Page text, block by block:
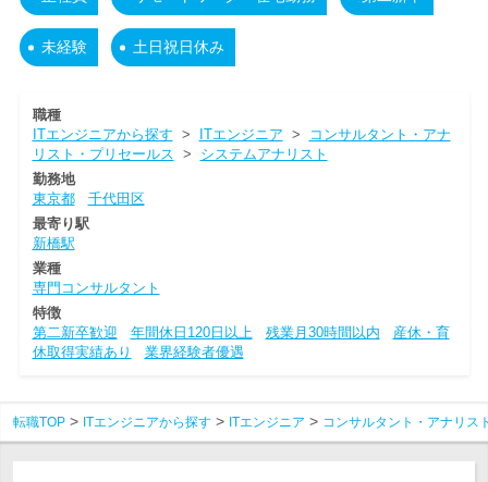
未経験 土日祝日休み
職種
ITエンジニアから探す > ITエンジニア >
コンサルタント・アナ
リスト・プリセールス > システムアナリスト
勤務地
東京都
千代田区
最寄り駅
新橋駅
業種
専門コンサルタント
特徴
第二新卒歓迎
年間休日120日以上 残業月30時間以内
産休・育
休取得実績あり
業界経験者優遇
転職TOP ITエンジニアから探す ITエンジニア コンサルタント・アナリス